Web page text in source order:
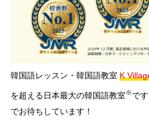
韓国語レッスン・韓国語教室 K
を超える日本最大の韓国語教室※で
でお待ちしています！